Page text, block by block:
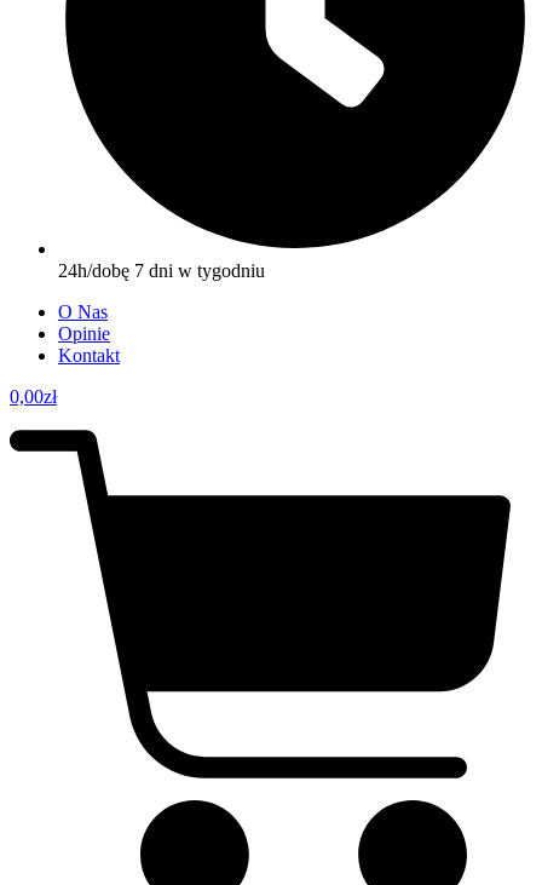
24h/dobę 7 dni w tygodniu
O Nas
Opinie
Kontakt
0,00zł